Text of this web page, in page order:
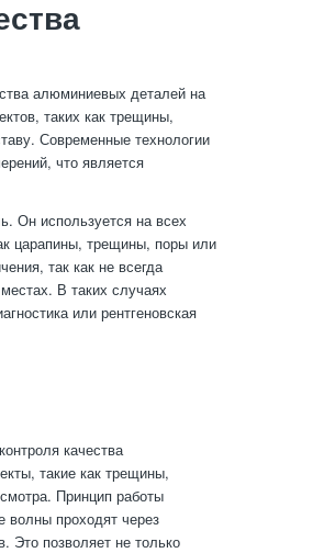
алюминиевых деталей на
таких как трещины,
Современные технологии
что является
Он используется на всех
царапины, трещины, поры или
так как не всегда
В таких случаях
или рентгеновская
качества
такие как трещины,
Принцип работы
волны проходят через
Это позволяет не только